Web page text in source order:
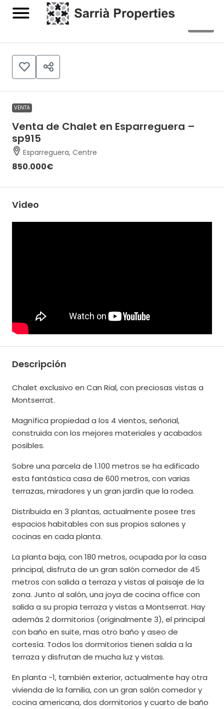
VENTA
Venta de Chalet en Esparreguera –
sp915
Esparreguera, Centre
850.000€
Video
Descripción
Chalet exclusivo en Can Rial, con preciosas vistas a
Montserrat.
Magnífica propiedad a los 4 vientos, señorial,
construida con los mejores materiales y acabados
posibles.
Sobre una parcela de 1.100 metros se ha edificado
esta fantástica casa de 600 metros, con varias
terrazas, miradores y un gran jardín que la rodea.
Distribuida en 3 plantas, actualmente posee tres
espacios habitables con sus propios salones y
cocinas en cada planta.
La planta baja, con 180 metros, ocupada por la casa
principal, disfruta de un gran salón comedor de 45
metros con salida a terraza y vistas al paisaje de la
zona. Junto al salón, una joya de cocina office con
salida a su propia terraza y vistas a Montserrat. Hay
además 2 dormitorios (originalmente 3), el principal
con baño en suite, mas otro baño y aseo de
cortesía. Todos los dormitorios tienen salda a la
terraza y disfrutan de mucha luz y vistas.
En planta -1, también exterior, actualmente hay otra
vivienda de la familia, con un gran salón comedor y
cocina americana, dos dormitorios y cuarto de baño